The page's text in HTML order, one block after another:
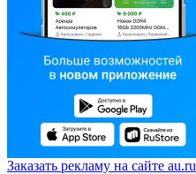
Заказать рекламу на сайте au.ru